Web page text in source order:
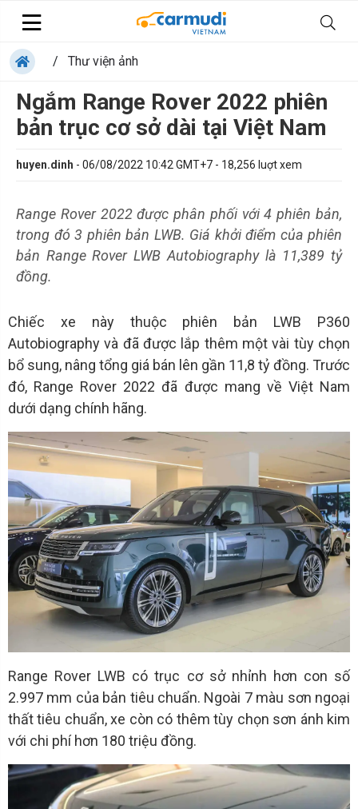
/ Thư viện ảnh
Ngắm Range Rover 2022 phiên
bản trục cơ sở dài tại Việt Nam
huyen.dinh - 06/08/2022 10:42 GMT+7 - 18,256 luợt xem
Range Rover 2022 được phân phối với 4 phiên bản,
trong đó 3 phiên bản LWB. Giá khởi điểm của phiên
bản Range Rover LWB Autobiography là 11,389 tỷ
đồng.
Chiếc xe này thuộc phiên bản LWB P360
Autobiography và đã được lắp thêm một vài tùy chọn
bổ sung, nâng tổng giá bán lên gần 11,8 tỷ đồng. Trước
đó, Range Rover 2022 đã được mang về Việt Nam
dưới dạng chính hãng.
Range Rover LWB có trục cơ sở nhỉnh hơn con số
2.997 mm của bản tiêu chuẩn. Ngoài 7 màu sơn ngoại
thất tiêu chuẩn, xe còn có thêm tùy chọn sơn ánh kim
với chi phí hơn 180 triệu đồng.